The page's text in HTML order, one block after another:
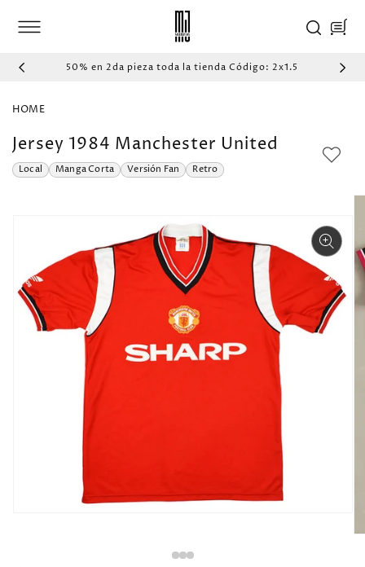
AL CONTENIDO
Carrito
50% en 2da pieza toda la tienda Código: 2x1.5
HOME
Jersey 1984 Manchester United
Local Manga Corta Versión Fan Retro
IR